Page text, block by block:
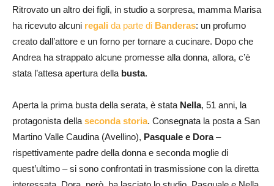
Ritrovato un altro dei figli, in studio a sorpresa, mamma Marisa
ha ricevuto alcuni regali da parte di Banderas: un profumo
creato dall’attore e un forno per tornare a cucinare. Dopo che
Andrea ha strappato alcune promesse alla donna, allora, c’è
stata l’attesa apertura della busta.
Aperta la prima busta della serata, è stata Nella, 51 anni, la
protagonista dellaseconda storia. Consegnata la posta a San
Martino Valle Caudina (Avellino), Pasquale e Dora–
rispettivamente padre della donna e seconda moglie di
quest’ultimo – si sono confrontati in trasmissione con la diretta